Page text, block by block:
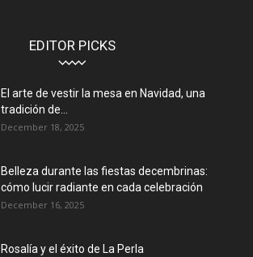
EDITOR PICKS
El arte de vestir la mesa en Navidad, una
tradición de...
December 18, 2025
Belleza durante las fiestas decembrinas:
cómo lucir radiante en cada celebración
December 16, 2025
Rosalía y el éxito de La Perla